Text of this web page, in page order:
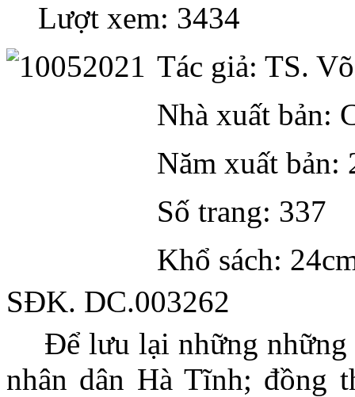
Lượt xem: 3434
Tác giả: TS.
Nhà xuất bản:
Năm xuất bản:
Số trang: 337
Khổ sách:
SĐK. DC.003262
Để lưu lại những những
nhân dân Hà Tĩnh; đồng